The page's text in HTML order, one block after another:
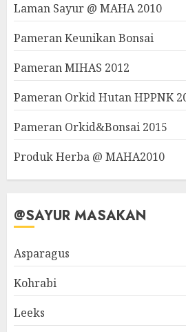
Laman Sayur @ MAHA 2010
Pameran Keunikan Bonsai
Pameran MIHAS 2012
Pameran Orkid Hutan HPPNK
Pameran Orkid&Bonsai 2015
Produk Herba @ MAHA2010
@SAYUR MASAKAN
Asparagus
Kohrabi
Leeks